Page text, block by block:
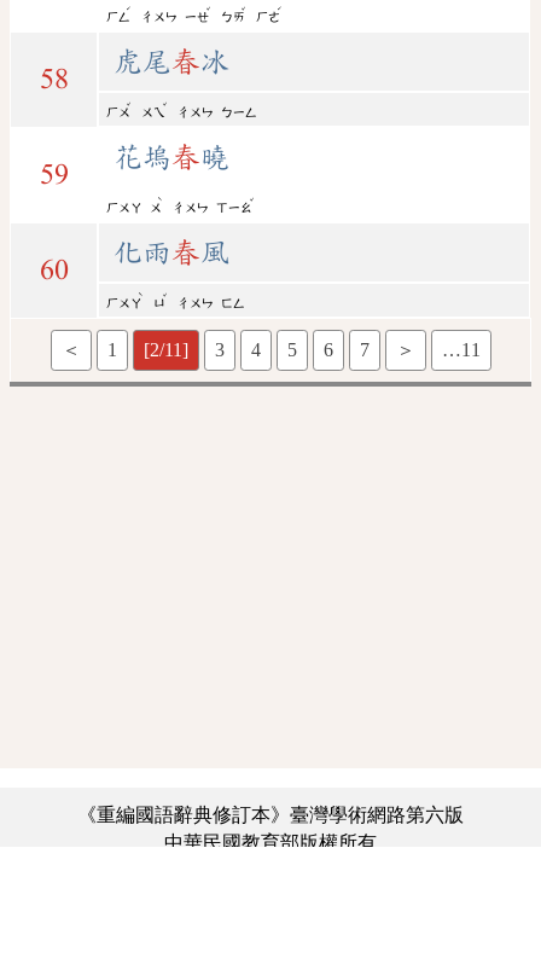
ㄏㄥ
ˊ
ㄔㄨㄣ ㄧㄝ
ˇ
ㄅㄞ
ˇ
ㄏㄜ
ˊ
58
虎尾春冰
ㄏㄨ
ˇ
ㄨㄟ
ˇ
ㄔㄨㄣ ㄅㄧㄥ
59
花塢春曉
ㄏㄨㄚ ㄨ
ˋ
ㄔㄨㄣ ㄒㄧㄠ
ˇ
60
化雨春風
ㄏㄨㄚ
ˋ
ㄩ
ˇ
ㄔㄨㄣ ㄈㄥ
＜ 1 [2/11] 3 4 5 6 7 ＞ …11
《重編國語辭典修訂本》臺灣學術網路第六版
中華民國教育部版權所有